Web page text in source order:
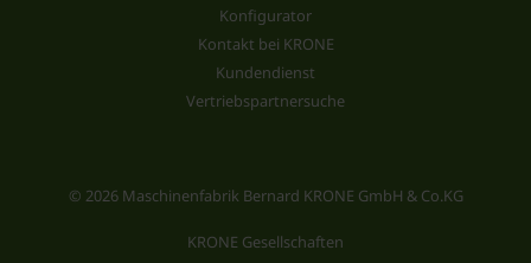
Konfigurator
Kontakt bei KRONE
Kundendienst
Vertriebspartnersuche
© 2026 Maschinenfabrik Bernard KRONE GmbH & Co.KG
KRONE Gesellschaften